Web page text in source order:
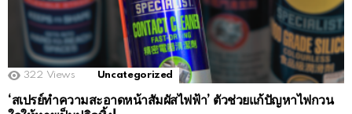
322 Views Uncategorized
‘สเปรย์ทำความสะอาดหน้าสัมผัสไฟฟ้า’ ตัวช่วยแก้ปัญหาไฟกวน